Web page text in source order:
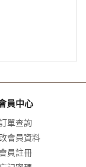
員中心
單查詢
會員資料
會員註冊